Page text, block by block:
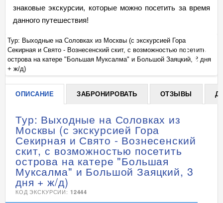
знаковые экскурсии, которые можно посетить за время
данного путешествия!
+
Тур: Выходные на Соловках из Москвы (с экскурсией Гора
Секирная и Свято - Вознесенский скит, с возможностью посетить
острова на катере "Большая Муксалма" и Большой Заяцкий, 3 дня
+ ж/д)
ОПИСАНИЕ ЗАБРОНИРОВАТЬ ОТЗЫВЫ
Тур: Выходные на Соловках из
Москвы (с экскурсией Гора
Секирная и Свято - Вознесенский
скит, с возможностью посетить
острова на катере "Большая
Муксалма" и Большой Заяцкий, 3
дня + ж/д)
КОД ЭКСКУРСИИ: 12444